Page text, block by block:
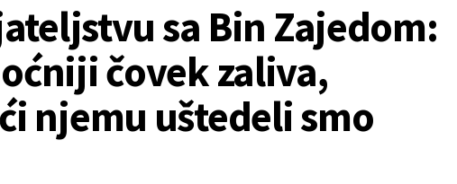
sa Bin Zajedom:
čovek zaliva,
njemu uštedeli smo